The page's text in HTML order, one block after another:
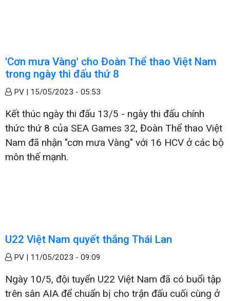
'Cơn mưa Vàng' cho Đoàn Thể thao Việt Nam
trong ngày thi đấu thứ 8
PV | 15/05/2023 - 05:53
Kết thúc ngày thi đấu 13/5 - ngày thi đấu chính
thức thứ 8 của SEA Games 32, Đoàn Thể thao Việt
Nam đã nhận "cơn mưa Vàng" với 16 HCV ở các bộ
môn thế mạnh.
U22 Việt Nam quyết thắng Thái Lan
PV | 11/05/2023 - 09:09
Ngày 10/5, đội tuyển U22 Việt Nam đã có buổi tập
trên sân AIA để chuẩn bị cho trận đấu cuối cùng ở